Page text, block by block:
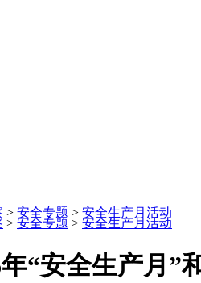
> 安全专题 > 安全生产月活动
> 安全专题 > 安全生产月活动
“安全生产月”